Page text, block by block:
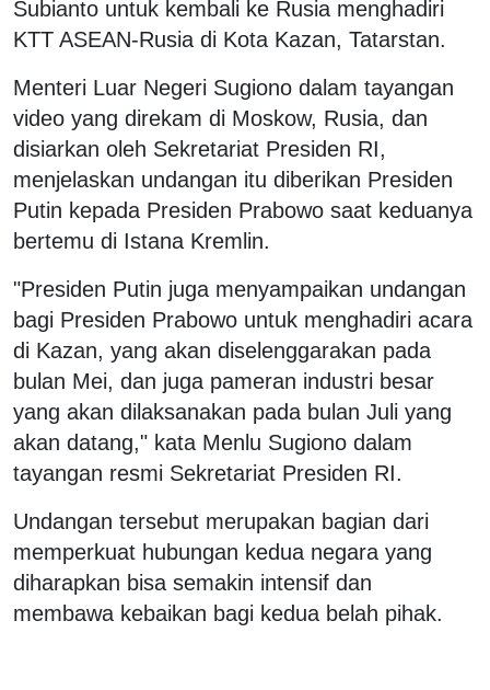
Subianto untuk kembali ke Rusia menghadiri
KTT ASEAN-Rusia di Kota Kazan, Tatarstan.
Menteri Luar Negeri Sugiono dalam tayangan
video yang direkam di Moskow, Rusia, dan
disiarkan oleh Sekretariat Presiden RI,
menjelaskan undangan itu diberikan Presiden
Putin kepada Presiden Prabowo saat keduanya
bertemu di Istana Kremlin.
"Presiden Putin juga menyampaikan undangan
bagi Presiden Prabowo untuk menghadiri acara
di Kazan, yang akan diselenggarakan pada
bulan Mei, dan juga pameran industri besar
yang akan dilaksanakan pada bulan Juli yang
akan datang," kata Menlu Sugiono dalam
tayangan resmi Sekretariat Presiden RI.
Undangan tersebut merupakan bagian dari
memperkuat hubungan kedua negara yang
diharapkan bisa semakin intensif dan
membawa kebaikan bagi kedua belah pihak.